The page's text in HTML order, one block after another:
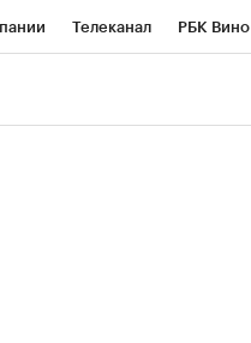
Телеканал РБК Вино